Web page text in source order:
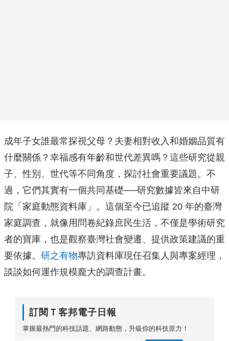
成年子女誰最常探視父母？夫妻相對收入和婚姻品質有
什麼關係？幸福感有年齡和世代差異嗎？這些研究從親
子、性別、世代等不同角度，探討社會重要議題。不
過，它們其實有一個共同基礎──研究數據皆來自中研
院「家庭動態資料庫」。這個至今已追蹤 20 年的臺灣
家庭調查，就像用問卷紀錄庶民生活，不僅是學術研究
者的寶庫，也是觀察臺灣社會變遷、提供政策建議的重
要依據。 研之有物專訪資料庫現任召集人與專案經理，
談談如何運作規模龐大的調查計畫。
訂閱Ｔ客邦電子日報
掌握最熱門的科技話題、網路動態，升級你的科技原力！